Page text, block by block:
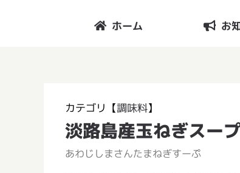
ホーム お
カテゴリ【調味料】
淡路島産玉ねぎスー
あわじしまさんたまねぎすーぷ